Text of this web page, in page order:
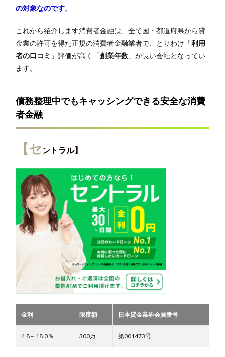
の対象なのです。
これから紹介します消費者金融は、全て国・都道府県から貸
金業の許可を得た正規の消費者金融業者で、とりわけ「利用
者の口コミ 」評価が高く「創業年数 」が長い会社となってい
ます。
債務整理中でもキャッシングできる安全な消費
者金融
【セ ントラル】
金利 限度額 日本貸金業界会員番号
4.8～18.0％ 300万 第001473号